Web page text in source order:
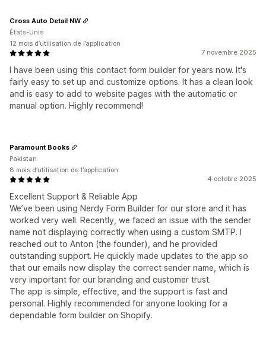
7 novembre 2025
I have been using this contact form builder for years now. It's
fairly easy to set up and customize options. It has a clean look
and is easy to add to website pages with the automatic or
manual option. Highly recommend!
Cross Auto Detail NW
États-Unis
12 mois d’utilisation de l’application
4 octobre 2025
Excellent Support & Reliable App
We’ve been using Nerdy Form Builder for our store and it has
worked very well. Recently, we faced an issue with the sender
name not displaying correctly when using a custom SMTP. I
reached out to Anton (the founder), and he provided
outstanding support. He quickly made updates to the app so
that our emails now display the correct sender name, which is
very important for our branding and customer trust.
The app is simple, effective, and the support is fast and
personal. Highly recommended for anyone looking for a
dependable form builder on Shopify.
Paramount Books
Pakistan
8 mois d’utilisation de l’application